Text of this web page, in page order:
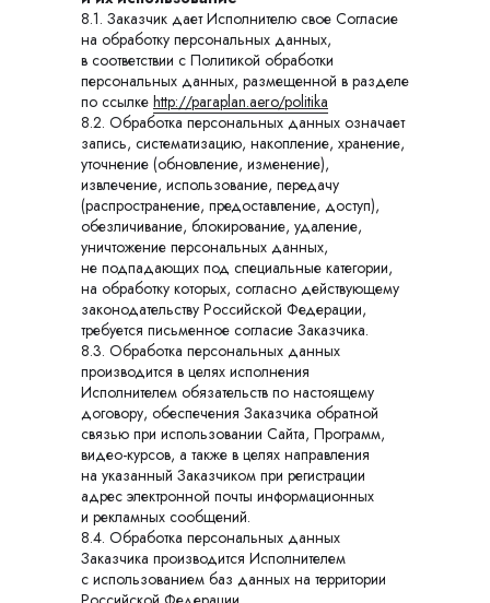
8.1. Заказчик дает Исполнителю свое Согласие
на обработку персональных данных,
в соответствии с Политикой обработки
персональных данных, размещенной в разделе
по ссылке http://paraplan.aero/politika
8.2. Обработка персональных данных означает
запись, систематизацию, накопление, хранение,
уточнение (обновление, изменение),
извлечение, использование, передачу
(распространение, предоставление, доступ),
обезличивание, блокирование, удаление,
уничтожение персональных данных,
не подпадающих под специальные категории,
на обработку которых, согласно действующему
законодательству Российской Федерации,
требуется письменное согласие Заказчика.
8.3. Обработка персональных данных
производится в целях исполнения
Исполнителем обязательств по настоящему
договору, обеспечения Заказчика обратной
связью при использовании Сайта, Программ,
видео-курсов, а также в целях направления
на указанный Заказчиком при регистрации
адрес электронной почты информационных
и рекламных сообщений.
8.4. Обработка персональных данных
Заказчика производится Исполнителем
с использованием баз данных на территории